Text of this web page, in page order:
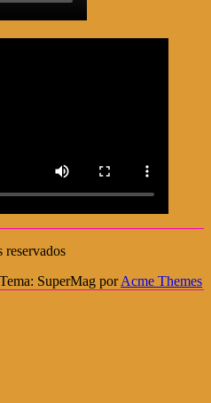
Tema: SuperMag porAcme Themes